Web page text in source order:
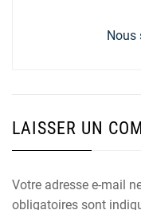
Next
Nous
LAISSER UN
Votre adresse e-mail
obligatoires sont